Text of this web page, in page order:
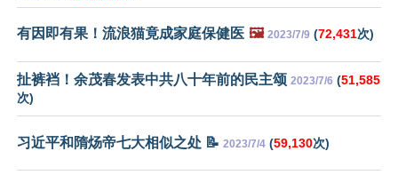
有因即有果！流浪猫竟成家庭保健医 🖼️ 2023/7/9 (72,431次)
扯裤裆！余茂春发表中共八十年前的民主颂 2023/7/6 (51,585
次)
习近平和隋炀帝七大相似之处 📝 2023/7/4 (59,130次)